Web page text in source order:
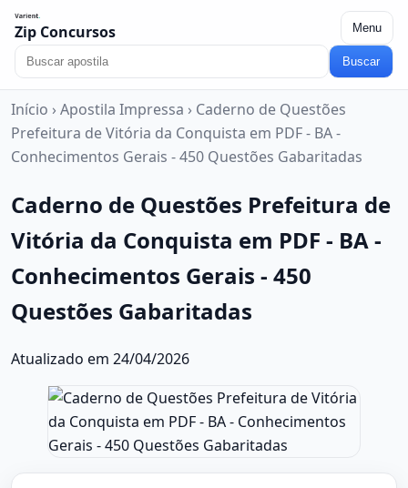
Zip Concursos Menu
Buscar
Início › Apostila Impressa › Caderno de Questões
Prefeitura de Vitória da Conquista em PDF - BA -
Conhecimentos Gerais - 450 Questões Gabaritadas
Caderno de Questões Prefeitura de
Vitória da Conquista em PDF - BA -
Conhecimentos Gerais - 450
Questões Gabaritadas
Atualizado em 24/04/2026